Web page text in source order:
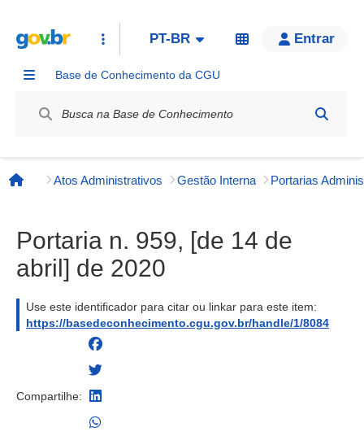
PT-BR Entrar
Base de Conhecimento da CGU
Página inicial
Atos Administrativos Gestão Interna
Portaria n. 959, [de 14 de
abril] de 2020
Use este identificador para citar ou linkar para este item:
https://basedeconhecimento.cgu.gov.br/handle/1/8084
Compartilhe: